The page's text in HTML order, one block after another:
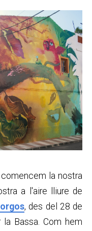
la nostra
a l'aire lliure de
, des del 28 de
Bassa. Com hem